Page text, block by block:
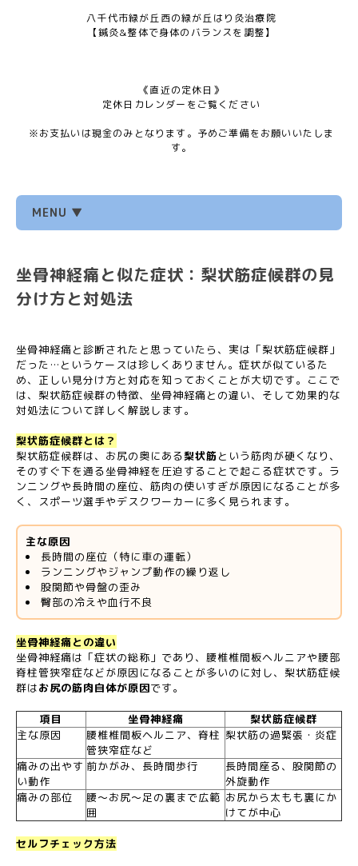
八千代市緑が丘西の緑が丘はり灸治療院
【鍼灸&整体で身体のバランスを調整】
《直近の定休日》
定休日カレンダーをご覧ください
※お支払いは現金のみとなります。予めご準備をお願いいたしま
す。
MENU ▼
坐骨神経痛と似た症状：梨状筋症候群の見
分け方と対処法
坐骨神経痛と診断されたと思っていたら、実は「梨状筋症候群」
だった…というケースは珍しくありません。症状が似ているた
め、正しい見分け方と対応を知っておくことが大切です。ここで
は、梨状筋症候群の特徴、坐骨神経痛との違い、そして効果的な
対処法について詳しく解説します。
梨状筋症候群とは？
梨状筋症候群は、お尻の奥にある梨状筋という筋肉が硬くなり、
そのすぐ下を通る坐骨神経を圧迫することで起こる症状です。ラ
ンニングや長時間の座位、筋肉の使いすぎが原因になることが多
く、スポーツ選手やデスクワーカーに多く見られます。
主な原因
長時間の座位（特に車の運転）
ランニングやジャンプ動作の繰り返し
股関節や骨盤の歪み
臀部の冷えや血行不良
坐骨神経痛との違い
坐骨神経痛は「症状の総称」であり、腰椎椎間板ヘルニアや腰部
脊柱管狭窄症などが原因になることが多いのに対し、梨状筋症候
群はお尻の筋肉自体が原因です。
項目 坐骨神経痛
梨状筋症候群
主な原因
腰椎椎間板ヘルニア、脊柱
管狭窄症など
梨状筋の過緊張・炎症
痛みの出やす
い動作
前かがみ、長時間歩行
長時間座る、股関節の
外旋動作
痛みの部位
腰～お尻～足の裏まで広範
囲
お尻から太もも裏にか
けてが中心
セルフチェック方法